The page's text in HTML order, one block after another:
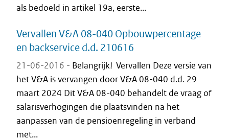
als bedoeld in artikel 19a, eerste...
Vervallen V&A 08-040 Opbouwpercentage
en backservice d.d. 210616
21-06-2016 - Belangrijk! Vervallen Deze versie van
het V&A is vervangen door V&A 08-040 d.d. 29
maart 2024 Dit V&A 08-040 behandelt de vraag of
salarisverhogingen die plaatsvinden na het
aanpassen van de pensioenregeling in verband
met...